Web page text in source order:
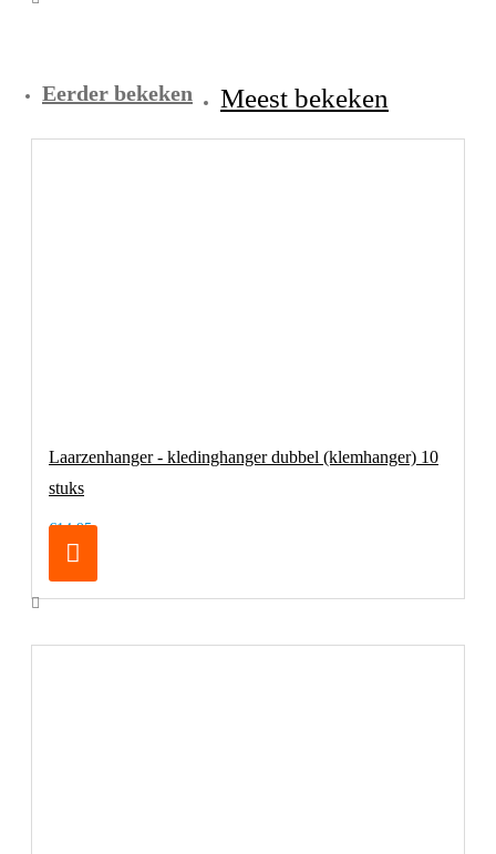
Eerder bekeken Meest bekeken
Laarzenhanger - kledinghanger dubbel (klemhanger) 10
stuks
€14,95